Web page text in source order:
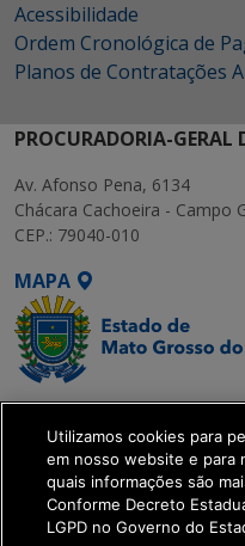
Acessibilidade
Ordem Cronológica de
Planos de Contratações
PROCURADORIA-GERAL
Av. Afonso Pena, 6134
Chácara Cachoeira - Campo
CEP.: 79040-010
MAPA
SETDIG | Secretaria-
Executiva de
Transformação Digital
get_footer();
Utilizamos cookies para
em nosso website e para
quais informações são
Conforme Decreto
LGPD no Governo do